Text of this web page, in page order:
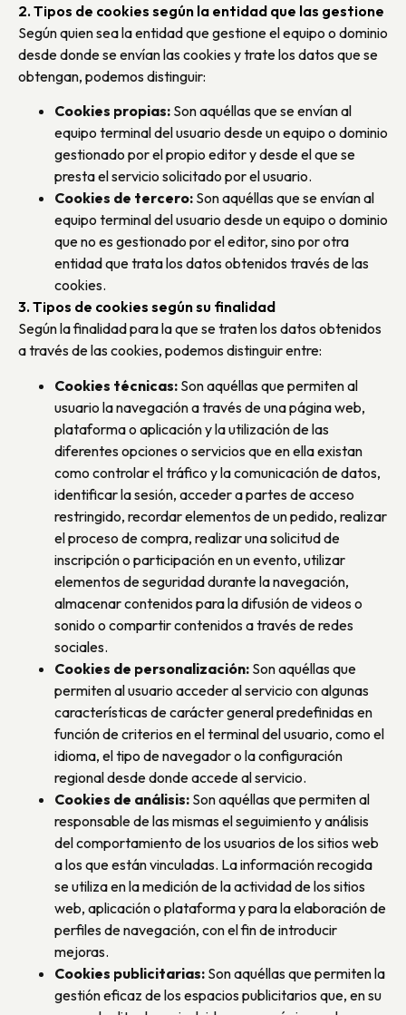
2. Tipos de cookies según la entidad que las gestione
Según quien sea la entidad que gestione el equipo o dominio
desde donde se envían las cookies y trate los datos que se
obtengan, podemos distinguir:
Cookies propias: Son aquéllas que se envían al
equipo terminal del usuario desde un equipo o dominio
gestionado por el propio editor y desde el que se
presta el servicio solicitado por el usuario.
Cookies de tercero: Son aquéllas que se envían al
equipo terminal del usuario desde un equipo o dominio
que no es gestionado por el editor, sino por otra
entidad que trata los datos obtenidos través de las
cookies.
3. Tipos de cookies según su finalidad
Según la finalidad para la que se traten los datos obtenidos
a través de las cookies, podemos distinguir entre:
Cookies técnicas: Son aquéllas que permiten al
usuario la navegación a través de una página web,
plataforma o aplicación y la utilización de las
diferentes opciones o servicios que en ella existan
como controlar el tráfico y la comunicación de datos,
identificar la sesión, acceder a partes de acceso
restringido, recordar elementos de un pedido, realizar
el proceso de compra, realizar una solicitud de
inscripción o participación en un evento, utilizar
elementos de seguridad durante la navegación,
almacenar contenidos para la difusión de videos o
sonido o compartir contenidos a través de redes
sociales.
Cookies de personalización: Son aquéllas que
permiten al usuario acceder al servicio con algunas
características de carácter general predefinidas en
función de criterios en el terminal del usuario, como el
idioma, el tipo de navegador o la configuración
regional desde donde accede al servicio.
Cookies de análisis: Son aquéllas que permiten al
responsable de las mismas el seguimiento y análisis
del comportamiento de los usuarios de los sitios web
a los que están vinculadas. La información recogida
se utiliza en la medición de la actividad de los sitios
web, aplicación o plataforma y para la elaboración de
perfiles de navegación, con el fin de introducir
mejoras.
Cookies publicitarias: Son aquéllas que permiten la
gestión eficaz de los espacios publicitarios que, en su